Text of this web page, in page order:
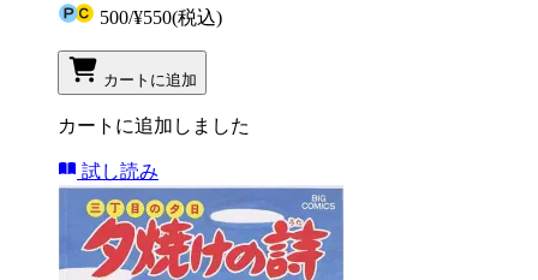
500/¥550(税込)
カートに追加
カートに追加しました
試し読み